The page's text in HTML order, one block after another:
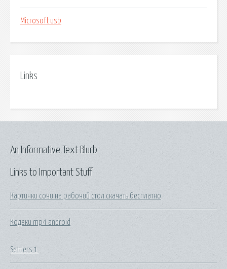
Microsoft usb
Links
Links to Important Stuff
Картинки сочи на рабочий стол скачать бесплатно
Кодеки mp4 android
Settlers 1
An Informative Text Blurb